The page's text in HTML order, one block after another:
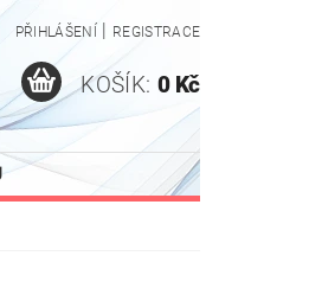
PŘIHLÁŠENÍ | REGISTRACE
KOŠÍK: 0 Kč